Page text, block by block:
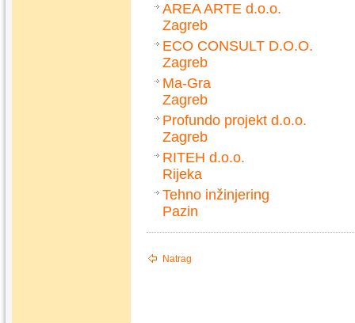
AREA ARTE d.o.o.
Zagreb
ECO CONSULT D.O.O.
Zagreb
Ma-Gra
Zagreb
Profundo projekt d.o.o.
Zagreb
RITEH d.o.o.
Rijeka
Tehno inžinjering
Pazin
Natrag